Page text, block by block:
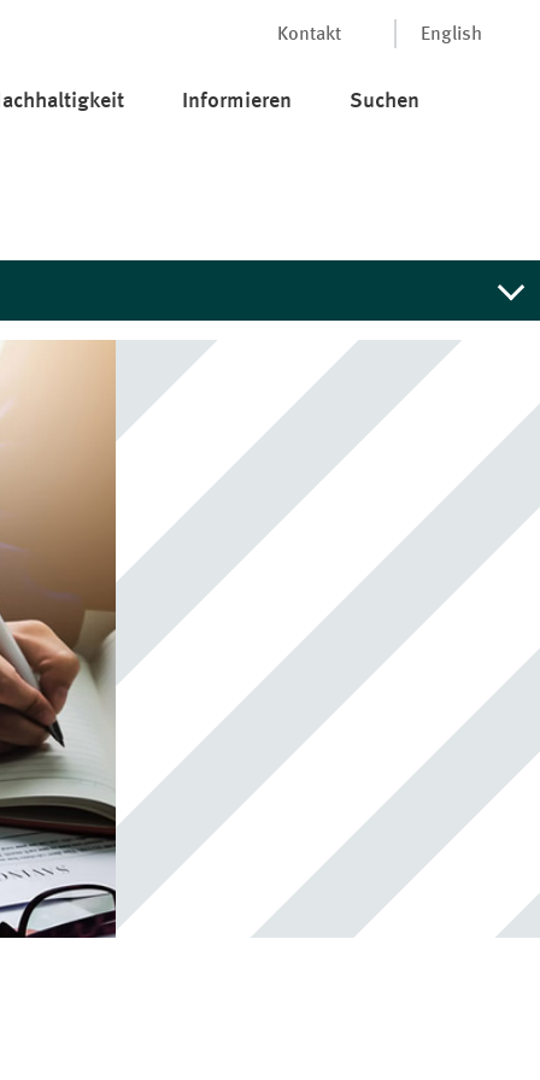
Informieren Suchen
Kontakt English
worden sind bzw.
dass die MEAG keine
preiszugeben, Anlagetipps